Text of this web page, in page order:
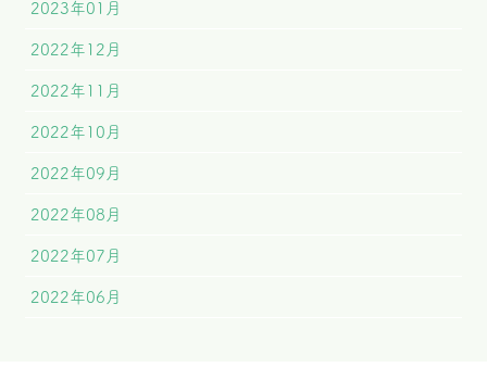
2023年01月
2022年12月
2022年11月
2022年10月
2022年09月
2022年08月
2022年07月
2022年06月